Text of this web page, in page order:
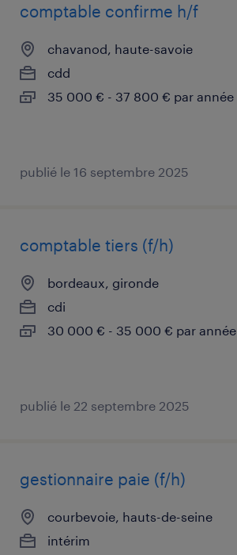
comptable confirme h/f
chavanod, haute-savoie
cdd
35 000 € - 37 800 € par année
publié le 16 septembre 2025
comptable tiers (f/h)
bordeaux, gironde
cdi
30 000 € - 35 000 € par année
publié le 22 septembre 2025
gestionnaire paie (f/h)
courbevoie, hauts-de-seine
intérim